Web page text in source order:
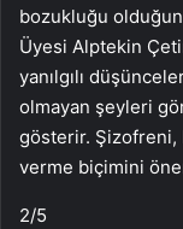
bozukluğu
Üyesi Alptekin
yanılgılı
olmayan şeyleri
gösterir. Şizofreni,
verme biçimini
2/5